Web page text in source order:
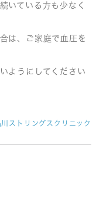
いている方も少なく
は、ご家庭で血圧を
ようにしてください
川ストリングスクリニック